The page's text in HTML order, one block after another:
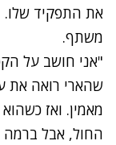
את התפקיד שלו.
משתף.
"אני חושב על
שהארי רואה את
מאמין. ואז
החול, אבל ברמה